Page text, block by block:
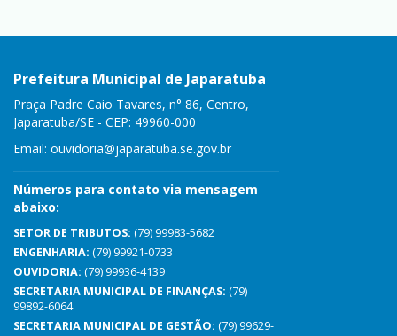
Prefeitura Municipal de Japaratuba
Praça Padre Caio Tavares, n° 86, Centro,
Japaratuba/SE - CEP: 49960-000
Email: ouvidoria@japaratuba.se.gov.br
Números para contato via mensagem
abaixo:
SETOR DE TRIBUTOS: (79) 99983-5682
ENGENHARIA: (79) 99921-0733
OUVIDORIA: (79) 99936-4139
SECRETARIA MUNICIPAL DE FINANÇAS: (79)
99892-6064
SECRETARIA MUNICIPAL DE GESTÃO: (79) 99629-